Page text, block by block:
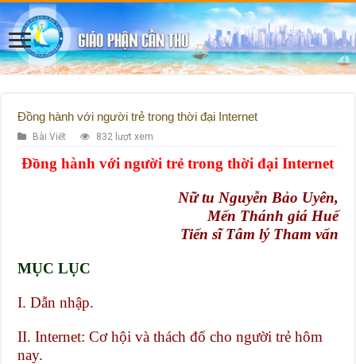
Đồng hành với người trẻ trong thời đại Internet
Bài Viết 832 lượt xem
Đồng hành với người trẻ trong thời đại Internet
Nữ tu Nguyễn Bảo Uyên,
Mến Thánh giá Huế
Tiến sĩ Tâm lý Tham vấn
MỤC LỤC
I.Dẫn nhập.
II.Internet: Cơ hội và thách đố cho người trẻ hôm
nay.